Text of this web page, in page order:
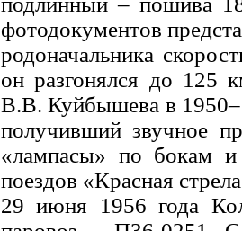
фотодокументов
родоначальника
он разгонялся до 125
В.В. Куйбышева в 1950–
получивший звучное
«лампасы» по бокам
поездов «Красная
29 июня 1956 года